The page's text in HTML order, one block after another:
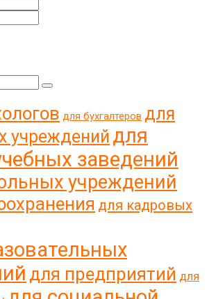
для бухгалтеров для
учреждений для
заведений
учреждений
для кадровых
для предприятий для